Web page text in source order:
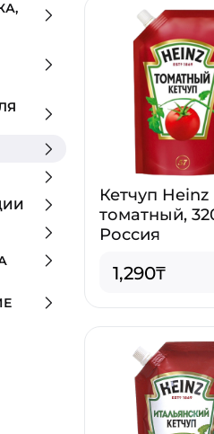
Кетчуп Heinz
томатный,
Россия
1,290₸